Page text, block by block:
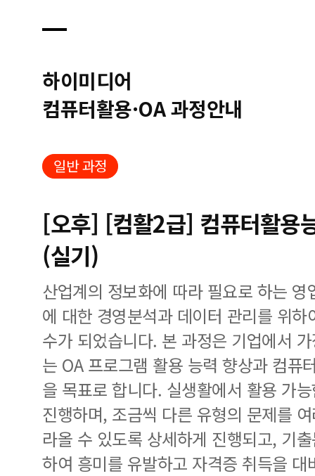
하이미디어
컴퓨터활용·OA 과정안내
일반 과정
[오후] [컴활2급] 컴퓨터활용
(실기)
산업계의 정보화에 따라 필요로 하는
에 대한 경영분석과 데이터 관리를 위
수가 되었습니다. 본 과정은 기업에서
는 OA 프로그램 활용 능력 향상과 컴퓨
을 목표로 합니다. 실생활에서 활용 가
진행하며, 조금씩 다른 유형의 문제를
라올 수 있도록 상세하게 진행되고, 기
하여 흥미를 유발하고 자격증 취득을 대